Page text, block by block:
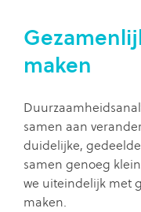
maken
samen aan
duidelijke,
samen genoeg
we uiteindelijk met
maken.